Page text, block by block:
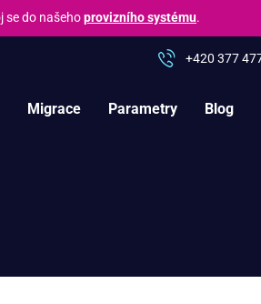
do našehoprovizního systému.
+420 377
Migrace Parametry Blog